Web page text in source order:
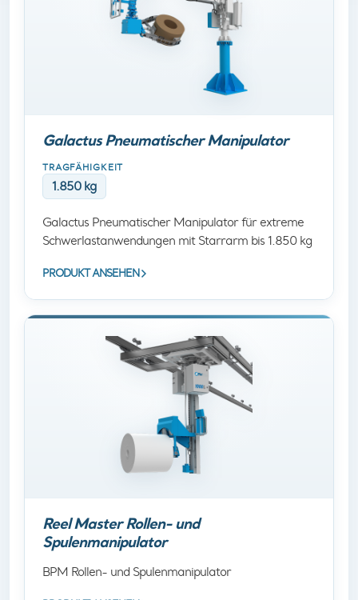
Galactus Pneumatischer Manipulator
TRAGFÄHIGKEIT
1.850 kg
Galactus Pneumatischer Manipulator für extreme
Schwerlastanwendungen mit Starrarm bis 1.850 kg
PRODUKT ANSEHEN
Reel Master Rollen- und
Spulenmanipulator
BPM Rollen- und Spulenmanipulator